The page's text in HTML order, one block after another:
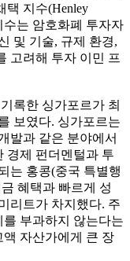
택 지수(Henley
수는 암호화폐 투자자
및 기술, 규제 환경,
고려해 투자 이민 프
록한 싱가포르가 최
보였다. 싱가포르는
발과 같은 분야에서
경제 펀더멘털과 투
는 홍콩(중국 특별행
혜택과 빠르게 성
리트가 차지했다. 주
부과하지 않는다는
자산가에게 큰 장